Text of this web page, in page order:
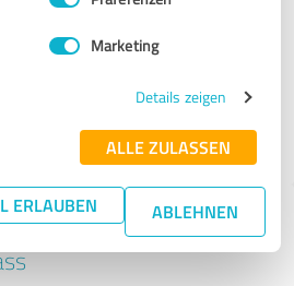
Marketing
Details zeigen
ALLE ZULASSEN
ERLAUBEN ABLEHNEN
Experten finden - mit